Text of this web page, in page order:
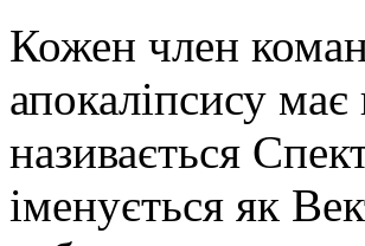
Кожен член
апокаліпсису
називається
іменується як